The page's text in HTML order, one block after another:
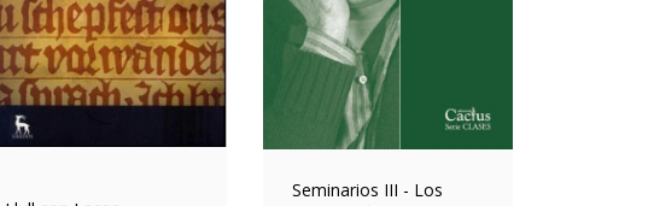
Seminarios III - Los